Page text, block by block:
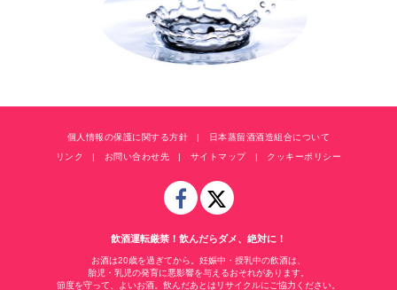
個人情報の保護に関する方針
日本蒸留酒酒造組合について
リンク
お問い合わせ先 サイトマップ クッキーポリシー
飲酒運転厳禁！飲んだらダメ、絶対に！
お酒は20歳を過ぎてから。妊娠中・授乳中の飲酒は、
胎児・乳児の発育に悪影響を与えるおそれがあります。
節度を守って、よいお酒。飲んだあとはリサイクルにご協力ください。